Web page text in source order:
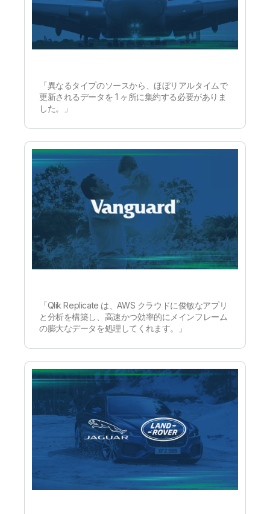
「異なるタイプのソースから、ほぼリアルタイムで
更新されるデータを 1 ヶ所に集約する必要がありま
した。」
「Qlik Replicate は、AWS クラウドに俊敏なアプリ
と分析を構築し、高速かつ効率的にメインフレーム
の膨大なデータを処理してくれます。」